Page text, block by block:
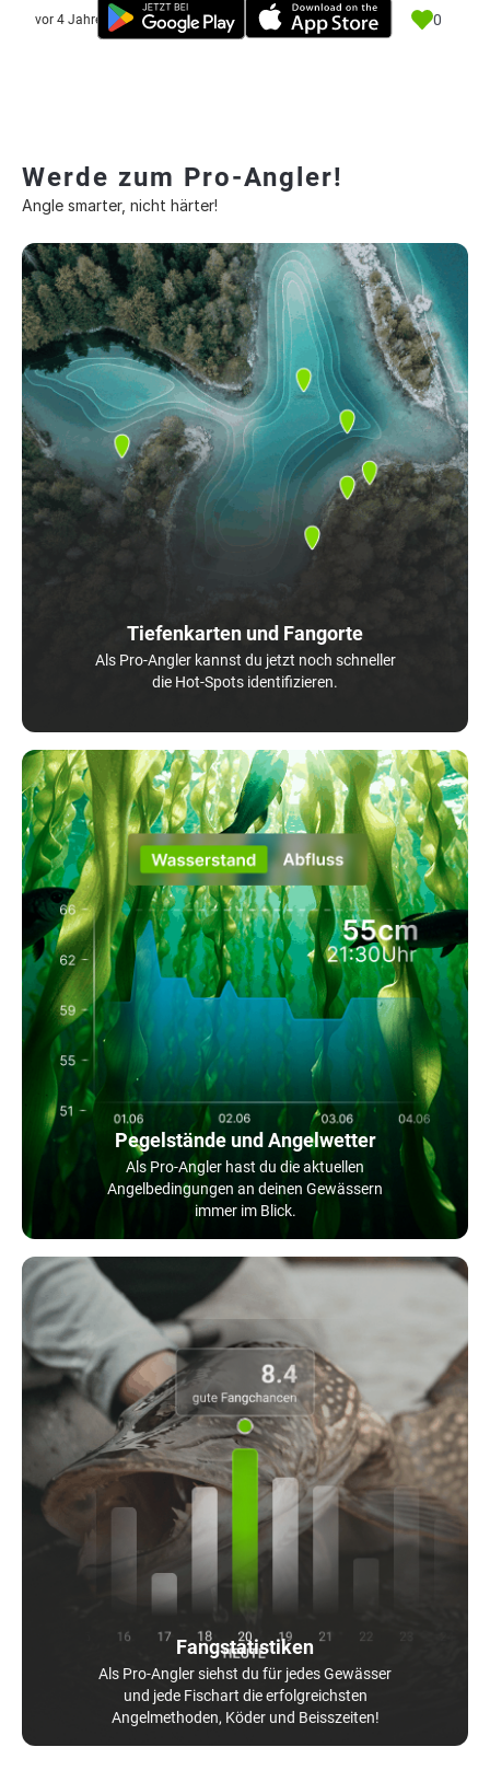
vor 4 Jahre 0
Werde zum Pro-Angler!
Angle smarter, nicht härter!
Tiefenkarten und Fangorte
Als Pro-Angler kannst du jetzt noch schneller
die Hot-Spots identifizieren.
Pegelstände und Angelwetter
Als Pro-Angler hast du die aktuellen
Angelbedingungen an deinen Gewässern
immer im Blick.
Fangstatistiken
Als Pro-Angler siehst du für jedes Gewässer
und jede Fischart die erfolgreichsten
Angelmethoden, Köder und Beisszeiten!